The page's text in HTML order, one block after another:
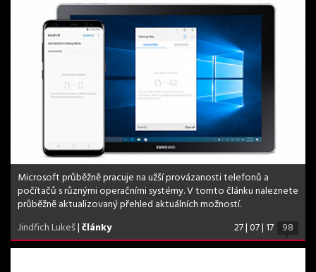
Microsoft průběžně pracuje na užší provázanosti telefonů a
počítačů s různými operačními systémy. V tomto článku naleznete
průběžně aktualizovaný přehled aktuálních možností.
Jindřich Lukeš|články 27 | 07 | 17 98